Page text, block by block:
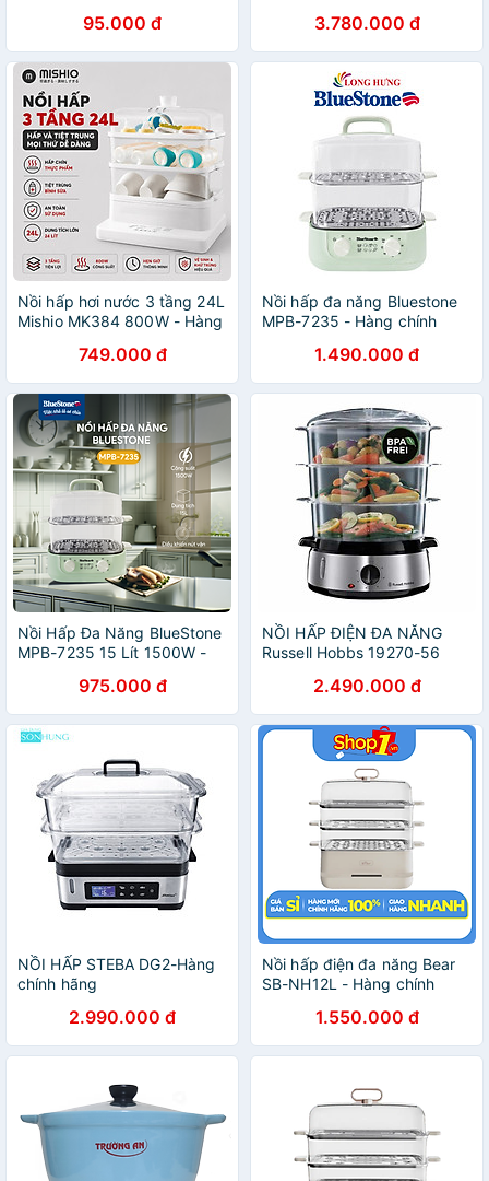
95.000 đ
công tắc tự động, an toàn -
Hàng chính hãng nhập khẩu
từ Đức & EU
3.780.000 đ
Nồi hấp hơi nước 3 tầng 24L
Mishio MK384 800W - Hàng
749.000 đ
Nồi hấp đa năng Bluestone
MPB-7235 - Hàng chính
1.490.000 đ
Nồi Hấp Đa Năng BlueStone
MPB-7235 15 Lít 1500W -
975.000 đ
NỒI HẤP ĐIỆN ĐA NĂNG
Russell Hobbs 19270-56
2.490.000 đ
NỒI HẤP STEBA DG2-Hàng
chính hãng
2.990.000 đ
Nồi hấp điện đa năng Bear
SB-NH12L - Hàng chính
1.550.000 đ